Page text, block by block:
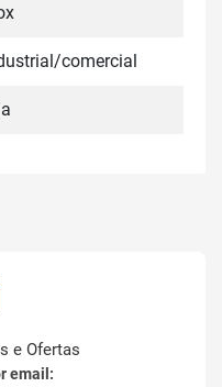
comercial
e Ofertas
email: